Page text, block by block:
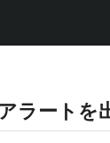
ラートを